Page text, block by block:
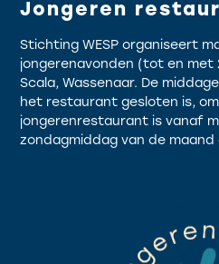
Jongeren
Stichting WESP organiseert
jongerenavonden (tot en met
Scala, Wassenaar. De
het restaurant gesloten is,
jongerenrestaurant is vanaf
zondagmiddag van de maand